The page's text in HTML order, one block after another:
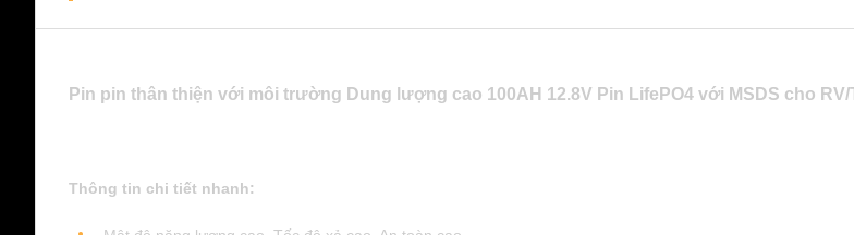
Pin pin thân thiện với môi trường Dung lượng cao 100AH 12.8V Pin LifePO4 với MSDS cho
Thông tin chi tiết nhanh: